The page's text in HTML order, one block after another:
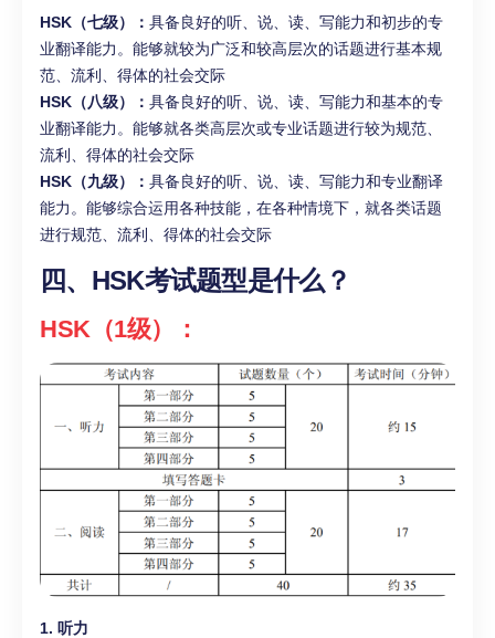
HSK（七级）： 具备良好的听、说、读、写能力和初步的专
业翻译能力。能够就较为广泛和较高层次的话题进行基本规
范、流利、得体的社会交际
HSK（八级）： 具备良好的听、说、读、写能力和基本的专
业翻译能力。能够就各类高层次或专业话题进行较为规范、
流利、得体的社会交际
HSK（九级）： 具备良好的听、说、读、写能力和专业翻译
能力。能够综合运用各种技能，在各种情境下，就各类话题
进行规范、流利、得体的社会交际
四、HSK考试题型是什么？
HSK（1级）：
1. 听力